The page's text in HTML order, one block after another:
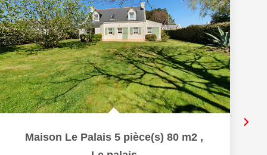
Maison Le Palais 5 pièce(s) 80 m2 ,